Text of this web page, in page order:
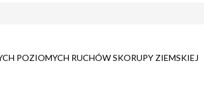
POZIOMYCH RUCHÓW SKORUPY ZIEMSKIEJ